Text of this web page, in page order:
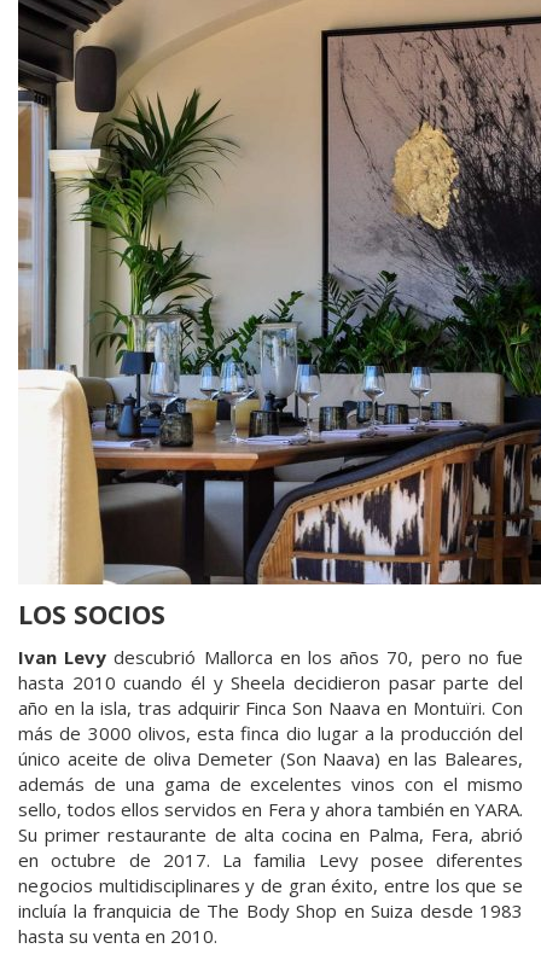
LOS SOCIOS
Ivan Levydescubrió Mallorca en los años 70, pero no fue
hasta 2010 cuando él y Sheela decidieron pasar parte del
año en la isla, tras adquirir Finca Son Naava en Montuïri. Con
más de 3000 olivos, esta finca dio lugar a la producción del
único aceite de oliva Demeter (Son Naava) en las Baleares,
además de una gama de excelentes vinos con el mismo
sello, todos ellos servidos en Fera y ahora también en YARA.
Su primer restaurante de alta cocina en Palma, Fera, abrió
en octubre de 2017. La familia Levy posee diferentes
negocios multidisciplinares y de gran éxito, entre los que se
incluía la franquicia de The Body Shop en Suiza desde 1983
hasta su venta en 2010.